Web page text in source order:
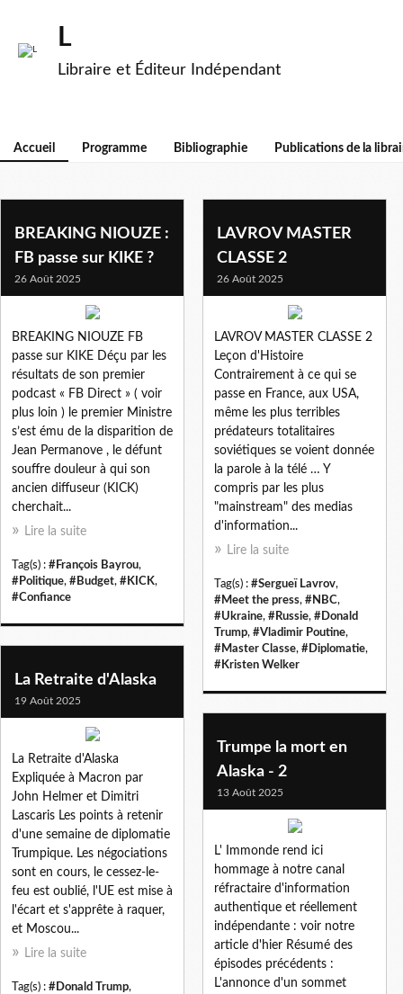
L
Libraire et Éditeur Indépendant
Accueil Programme Bibliographie Publications de la
BREAKING NIOUZE :
FB passe sur KIKE ?
26 Août 2025
BREAKING NIOUZE FB
passe sur KIKE Déçu par les
résultats de son premier
podcast « FB Direct » ( voir
plus loin ) le premier Ministre
s’est ému de la disparition de
Jean Permanove , le défunt
souffre douleur à qui son
ancien diffuseur (KICK)
cherchait...
Lire la suite
Tag(s) : #François Bayrou,
#Politique, #Budget, #KICK,
#Confiance
LAVROV MASTER
CLASSE 2
26 Août 2025
LAVROV MASTER CLASSE 2
Leçon d'Histoire
Contrairement à ce qui se
passe en France, aux USA,
même les plus terribles
prédateurs totalitaires
soviétiques se voient donnée
la parole à la télé … Y
compris par les plus
"mainstream" des medias
d'information...
Lire la suite
Tag(s) : #Sergueï Lavrov,
#Meet the press, #NBC,
#Ukraine, #Russie, #Donald
Trump, #Vladimir Poutine,
#Master Classe, #Diplomatie,
#Kristen Welker
La Retraite d'Alaska
19 Août 2025
La Retraite d'Alaska
Expliquée à Macron par
John Helmer et Dimitri
Lascaris Les points à retenir
d'une semaine de diplomatie
Trumpique. Les négociations
sont en cours, le cessez-le-
feu est oublié, l'UE est mise à
l'écart et s'apprête à raquer,
et Moscou...
Lire la suite
Tag(s) : #Donald Trump,
Trumpe la mort en
Alaska - 2
13 Août 2025
L' Immonde rend ici
hommage à notre canal
réfractaire d'information
authentique et réellement
indépendante : voir notre
article d'hier Résumé des
épisodes précédents :
L'annonce d'un sommet